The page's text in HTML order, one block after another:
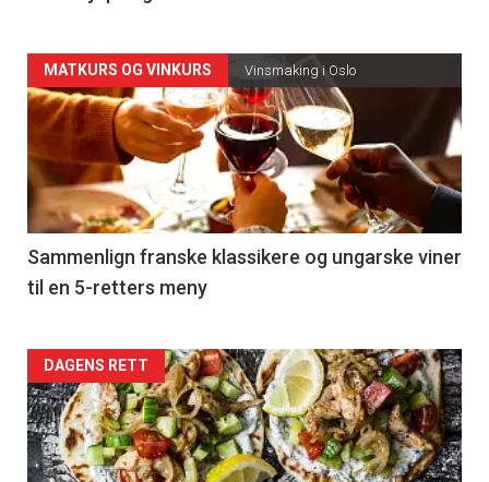
Forsiden
akkurat
nå
-
5
MATKURS OG VINKURS Vinsmaking i Oslo
Sammenlign franske klassikere og ungarske viner
til en 5-retters meny
Forsiden
akkurat
nå
DAGENS RETT